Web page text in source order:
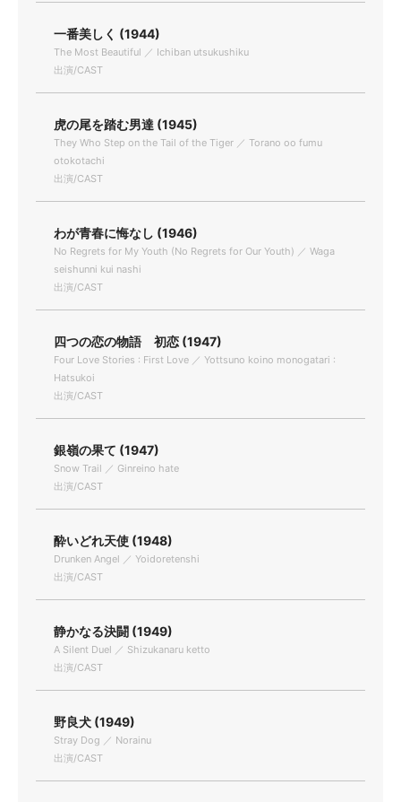
一番美しく (1944)
The Most Beautiful ／ Ichiban utsukushiku
出演/CAST
虎の尾を踏む男達 (1945)
They Who Step on the Tail of the Tiger ／ Torano oo fumu
otokotachi
出演/CAST
わが青春に悔なし (1946)
No Regrets for My Youth (No Regrets for Our Youth) ／ Waga
seishunni kui nashi
出演/CAST
四つの恋の物語 初恋 (1947)
Four Love Stories : First Love ／ Yottsuno koino monogatari :
Hatsukoi
出演/CAST
銀嶺の果て (1947)
Snow Trail ／ Ginreino hate
出演/CAST
酔いどれ天使 (1948)
Drunken Angel ／ Yoidoretenshi
出演/CAST
静かなる決闘 (1949)
A Silent Duel ／ Shizukanaru ketto
出演/CAST
野良犬 (1949)
Stray Dog ／ Norainu
出演/CAST